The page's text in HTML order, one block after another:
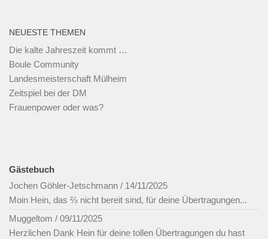
NEUESTE THEMEN
Die kalte Jahreszeit kommt …
Boule Community
Landesmeisterschaft Mülheim
Zeitspiel bei der DM
Frauenpower oder was?
Gästebuch
Jochen Göhler-Jetschmann / 14/11/2025
Moin Hein, das ⅔ nicht bereit sind, für deine Übertragungen...
Muggeltom / 09/11/2025
Herzlichen Dank Hein für deine tollen Übertragungen du hast